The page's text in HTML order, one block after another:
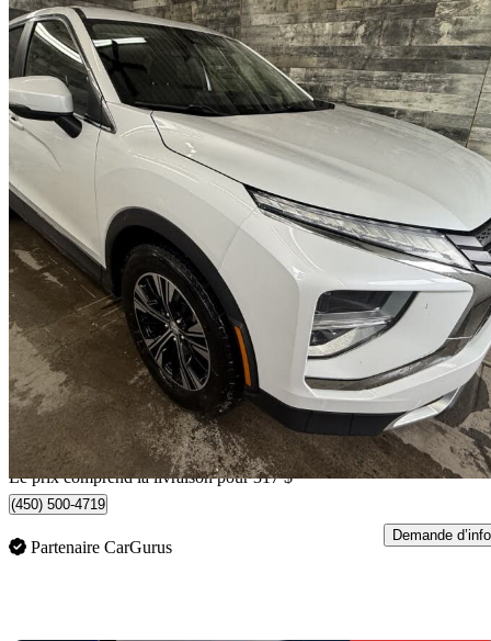
2022 Mitsubishi Eclipse Cross
LE S-AWC AWD153 614 km
15 712 $ Bonne
276 $/mois env.
Livraison à domicile de Saint-Sulpice, QC
Le prix comprend la livraison pour 317 $
(450) 500-4719
Partenaire CarGurus
Demande d’info